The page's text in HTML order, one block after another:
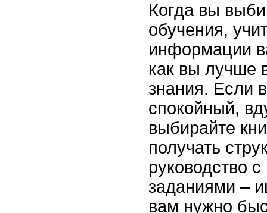
Когда вы
обучения,
информации
как вы лучше
знания. Если
спокойный,
выбирайте
получать
руководство
заданиями –
вам нужно